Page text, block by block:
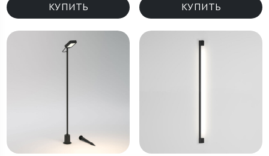
КУПИТЬ КУПИТЬ